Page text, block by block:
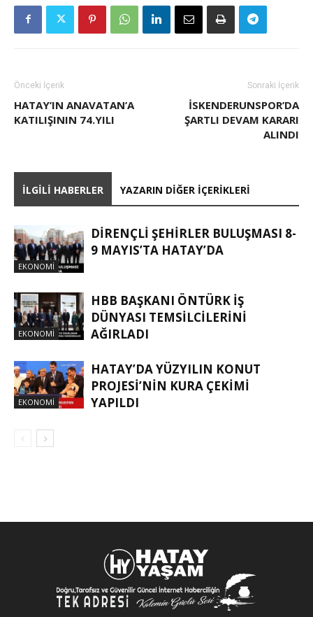
Önceki İçerik
HATAY’IN ANAVATAN’A
KATILIŞININ 74.YILI
Sonraki İçerik
İSKENDERUNSPOR’DA
ŞARTLI DEVAM KARARI
ALINDI
İLGILI HABERLER YAZARIN DIĞER İÇERIKLERI
EKONOMI
DİRENÇLİ ŞEHİRLER BULUŞMASI 8-
9 MAYIS’TA HATAY’DA
EKONOMI
HBB BAŞKANI ÖNTÜRK İŞ
DÜNYASI TEMSİLCİLERİNİ
AĞIRLADI
EKONOMI
HATAY’DA YÜZYILIN KONUT
PROJESİ’NİN KURA ÇEKİMİ
YAPILDI